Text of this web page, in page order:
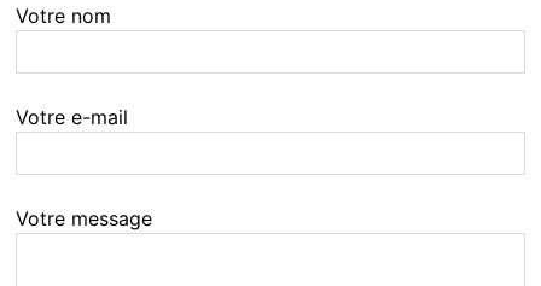
Votre nom
Votre e-mail
Votre message